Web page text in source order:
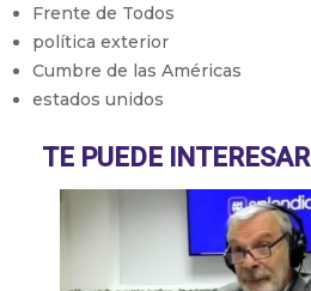
Frente de Todos
política exterior
Cumbre de las Américas
estados unidos
TE PUEDE INTERESAR